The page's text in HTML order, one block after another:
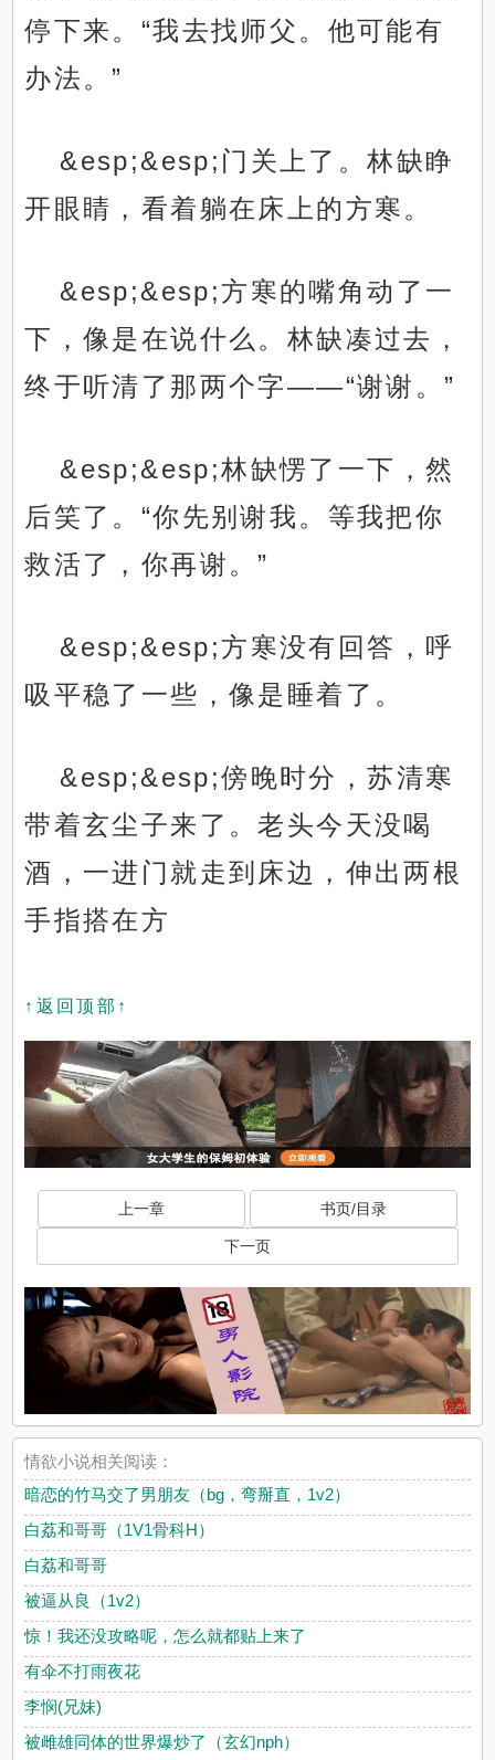
停下来。“我去找师父。他可能有
办法。”
&esp;&esp;门关上了。林缺睁
开眼睛，看着躺在床上的方寒。
&esp;&esp;方寒的嘴角动了一
下，像是在说什么。林缺凑过去，
终于听清了那两个字——“谢谢。”
&esp;&esp;林缺愣了一下，然
后笑了。“你先别谢我。等我把你
救活了，你再谢。”
&esp;&esp;方寒没有回答，呼
吸平稳了一些，像是睡着了。
&esp;&esp;傍晚时分，苏清寒
带着玄尘子来了。老头今天没喝
酒，一进门就走到床边，伸出两根
手指搭在方
↑返回顶部↑
上一章 书页/目录
下一页
情欲小说相关阅读：
暗恋的竹马交了男朋友（bg，弯掰直，1v2）
白荔和哥哥（1V1骨科H）
白荔和哥哥
被逼从良（1v2）
惊！我还没攻略呢，怎么就都贴上来了
有伞不打雨夜花
李悯(兄妹)
被雌雄同体的世界爆炒了（玄幻nph）